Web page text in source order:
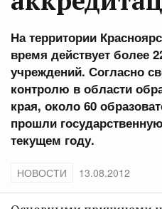
На территории
время действует более
учреждений. Согласно
контролю в области
края, около 60
прошли
текущем году.
НОВОСТИ 13.08.2012